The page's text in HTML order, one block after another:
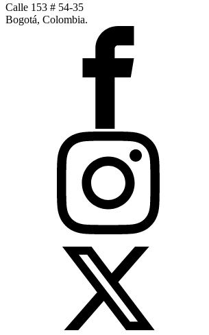
Calle 153 # 54-35
Bogotá, Colombia.